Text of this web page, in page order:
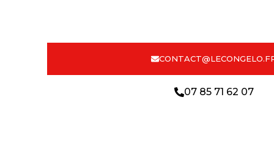
07 85 71 62 07